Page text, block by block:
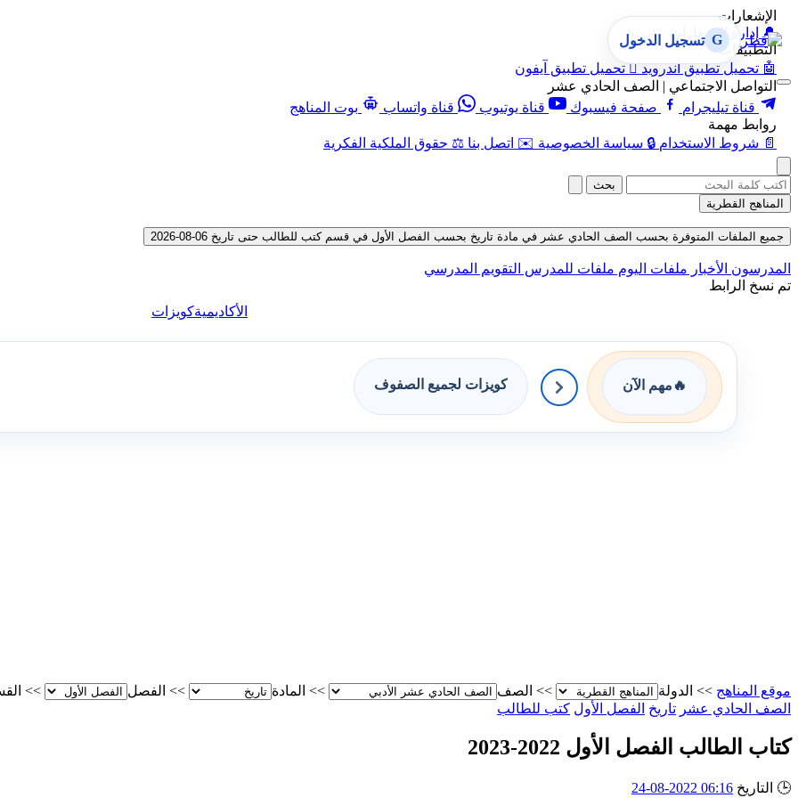
الإشعارات
🔔 إدارة الإشعارات
التطبيقات
🤖 تحميل تطبيق أندرويد  تحميل تطبيق آيفون
التواصل الاجتماعي | الصف الحادي عشر
قناة تيليجرام
صفحة فيسبوك قناة يوتيوب قناة واتساب
بوت المناهج
روابط مهمة
📄 شروط الاستخدام 🔒 سياسة الخصوصية ✉️ اتصل بنا ⚖️ حقوق الملكية الفكرية
G تسجيل الدخول
بحث
المناهج القطرية
جميع الملفات المتوفرة بحسب الصف الحادي عشر في مادة تاريخ بحسب الفصل الأول في قسم كتب للطالب حتى تاريخ 06-08-2026
المدرسون الأخبار ملفات اليوم ملفات للمدرس التقويم المدرسي
تم نسخ الرابط
الأكاديميةكويزات
🔥 مهم الآن كويزات لجميع الصفوف
موقع المناهج >> الدولة >> الصف >> المادة >> الفصل >>
الصف الحادي عشر تاريخ الفصل الأول كتب للطالب
كتاب الطالب الفصل الأول 2022-2023
🕒 التاريخ 06:16 2022-08-24